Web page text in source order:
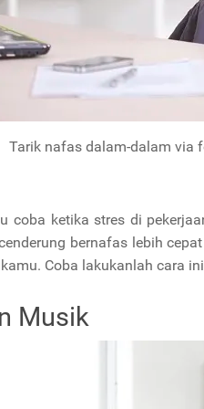
Tarik nafas dalam-dalam via
coba ketika stres di
bernafas lebih
Coba lakukanlah cara
Musik